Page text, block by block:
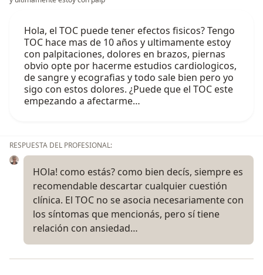
Hola, el TOC puede tener efectos fisicos? Tengo
TOC hace mas de 10 años y ultimamente estoy
con palpitaciones, dolores en brazos, piernas
obvio opte por hacerme estudios cardiologicos,
de sangre y ecografias y todo sale bien pero yo
sigo con estos dolores. ¿Puede que el TOC este
empezando a afectarme…
RESPUESTA DEL PROFESIONAL:
HOla! como estás? como bien decís, siempre es
recomendable descartar cualquier cuestión
clínica. El TOC no se asocia necesariamente con
los síntomas que mencionás, pero sí tiene
relación con ansiedad…